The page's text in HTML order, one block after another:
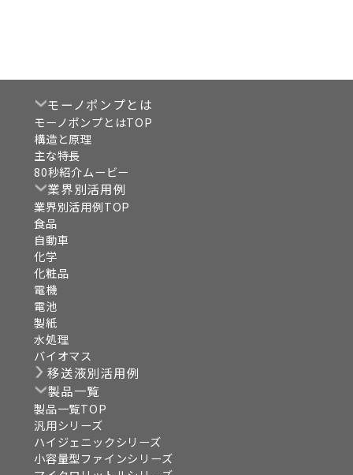
モーノポンプとは
モーノポンプとはTOP
構造と原理
主な特長
80秒紹介ムービー
業界別活用例
業界別活用例TOP
食品
自動車
化学
化粧品
電機
電池
製紙
水処理
バイオマス
移送液別活用例
製品一覧
製品一覧TOP
汎用シリーズ
ハイジェニックシリーズ
小容量型ファインシリーズ